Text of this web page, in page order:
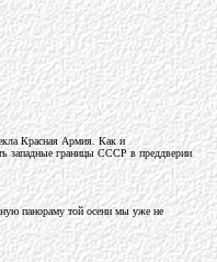
Красная Армия. Как и
западные границы СССР в преддверии
панораму той осени мы уже не